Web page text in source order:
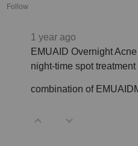
Follow
1 year ago
EMUAID Overnight
night-time spot
combination of